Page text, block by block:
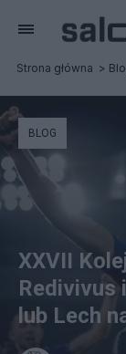
Strona główna
BLOG
XXVII
Redivivus
lub Lech